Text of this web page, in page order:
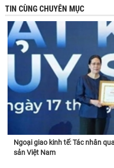
TIN CÙNG CHUYÊN MỤC
Ngoại giao kinh tế: Tác nhân
sản Việt Nam